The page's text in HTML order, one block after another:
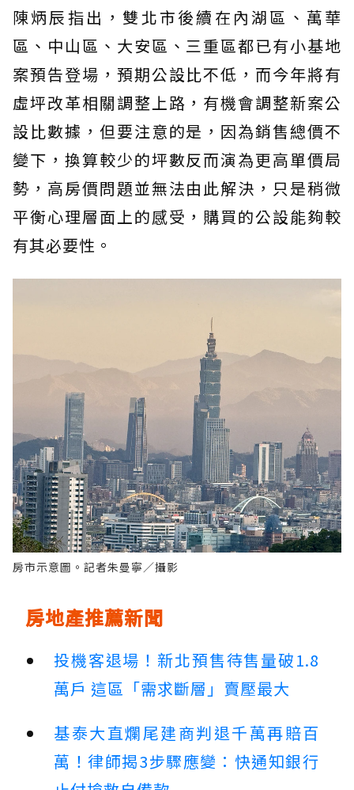
陳炳辰指出，雙北市後續在內湖區、萬華
區、中山區、大安區、三重區都已有小基地
案預告登場，預期公設比不低，而今年將有
虛坪改革相關調整上路，有機會調整新案公
設比數據，但要注意的是，因為銷售總價不
變下，換算較少的坪數反而演為更高單價局
勢，高房價問題並無法由此解決，只是稍微
平衡心理層面上的感受，購買的公設能夠較
有其必要性。
房市示意圖。記者朱曼寧／攝影
房地產推薦新聞
投機客退場！新北預售待售量破1.8
萬戶 這區「需求斷層」賣壓最大
基泰大直爛尾建商判退千萬再賠百
萬！律師揭3步驟應變：快通知銀行